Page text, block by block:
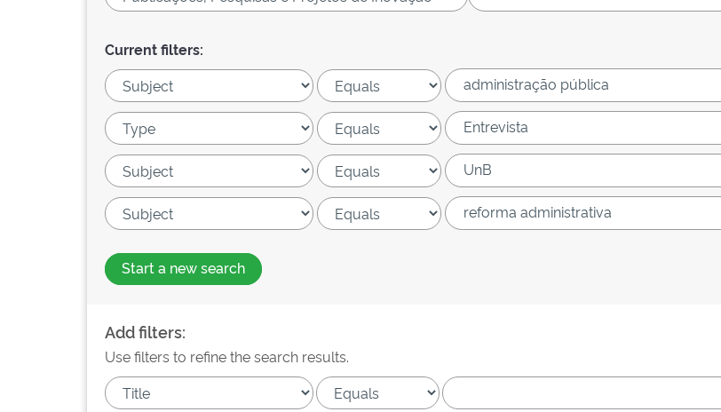
Current filters:
Start a new search
Add filters:
Use filters to refine the search results.